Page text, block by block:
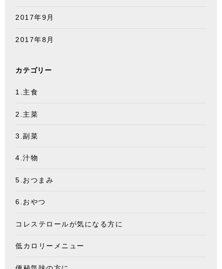
2017年9月
2017年8月
カテゴリー
1.主食
2.主菜
3.副菜
4.汁物
5.おつまみ
6.おやつ
コレステロールが気になる方に
低カロリーメニュー